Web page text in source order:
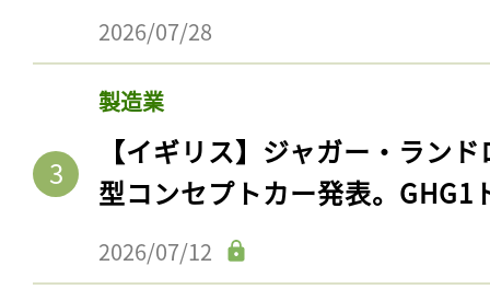
2026/07/28
製造業
【イギリス】ジャガー・ラン
型コンセプトカー発表。GHG1
2026/07/12